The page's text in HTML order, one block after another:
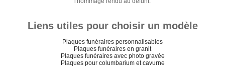
Liens utiles pour choisir un modèle
Plaques funéraires personnalisables
Plaques funéraires en granit
Plaques funéraires avec photo gravée
Plaques pour columbarium et cavurne